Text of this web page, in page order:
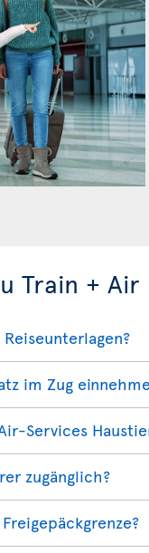
Train + Air
im Zug
Services
zugänglich?